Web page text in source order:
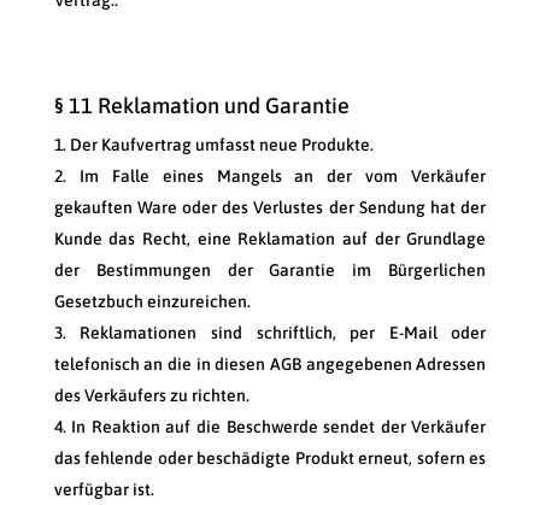
§ 11 Reklamation und Garantie
Der Kaufvertrag umfasst neue Produkte.
Im Falle eines Mangels an der vom Verkäufer
gekauften Ware oder des Verlustes der Sendung hat der
Kunde das Recht, eine Reklamation auf der Grundlage
der Bestimmungen der Garantie im Bürgerlichen
Gesetzbuch einzureichen.
Reklamationen sind schriftlich, per E-Mail oder
telefonisch an die in diesen AGB angegebenen Adressen
des Verkäufers zu richten.
In Reaktion auf die Beschwerde sendet der Verkäufer
das fehlende oder beschädigte Produkt erneut, sofern es
verfügbar ist.